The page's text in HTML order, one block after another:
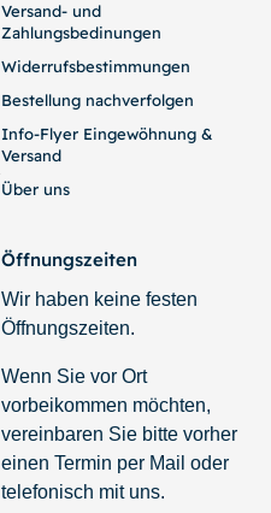
Versand- und
Zahlungsbedinungen
Widerrufsbestimmungen
Bestellung nachverfolgen
Info-Flyer Eingewöhnung &
Versand
Über uns
Öffnungszeiten
Wir haben keine festen
Öffnungszeiten.
Wenn Sie vor Ort
vorbeikommen möchten,
vereinbaren Sie bitte vorher
einen Termin per Mail oder
telefonisch mit uns.